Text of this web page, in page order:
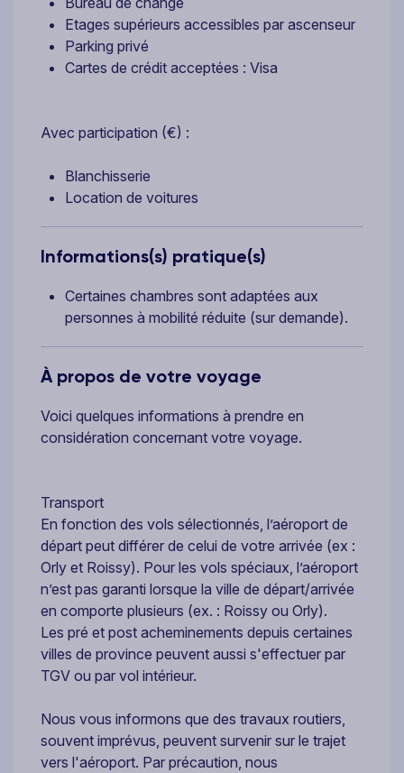
Etages supérieurs accessibles par ascenseur
Parking privé
Cartes de crédit acceptées : Visa
Avec participation (€) :
Blanchisserie
Location de voitures
Informations(s) pratique(s)
Certaines chambres sont adaptées aux
personnes à mobilité réduite (sur demande).
À propos de votre voyage
Voici quelques informations à prendre en
considération concernant votre voyage.
Transport
En fonction des vols sélectionnés, l’aéroport de
départ peut différer de celui de votre arrivée (ex :
Orly et Roissy). Pour les vols spéciaux, l’aéroport
n’est pas garanti lorsque la ville de départ/arrivée
en comporte plusieurs (ex. : Roissy ou Orly).
Les pré et post acheminements depuis certaines
villes de province peuvent aussi s'effectuer par
TGV ou par vol intérieur.
Nous vous informons que des travaux routiers,
souvent imprévus, peuvent survenir sur le trajet
vers l'aéroport. Par précaution, nous